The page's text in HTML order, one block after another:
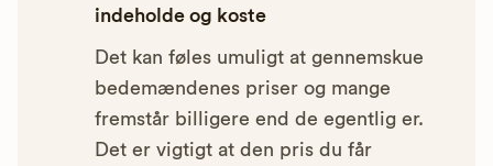
indeholde og koste
Det kan føles umuligt at gennemskue
bedemændenes priser og mange
fremstår billigere end de egentlig er.
Det er vigtigt at den pris du får